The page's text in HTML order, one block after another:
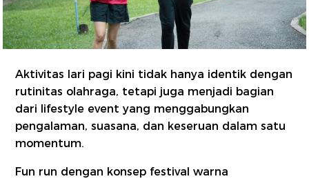
Aktivitas lari pagi kini tidak hanya identik dengan
rutinitas olahraga, tetapi juga menjadi bagian
dari lifestyle event yang menggabungkan
pengalaman, suasana, dan keseruan dalam satu
momentum.
Fun run dengan konsep festival warna